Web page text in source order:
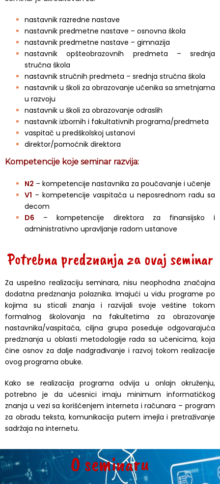
nastavnik razredne nastave
nastavnik predmetne nastave – osnovna škola
nastavnik predmetne nastave – gimnazija
nastavnik opšteobrazovnih predmeta – srednja
stručna škola
nastavnik stručnih predmeta – srednja stručna škola
nastavnik u školi za obrazovanje učenika sa smetnjama
u razvoju
nastavnik u školi za obrazovanje odraslih
nastavnik izbornih i fakultativnih programa/predmeta
vaspitač u predškolskoj ustanovi
direktor/pomoćnik direktora
Kompetencije koje seminar razvija:
N2 – kompetencije nastavnika za poučavanje i učenje
V1 – kompetencije vaspitača u neposrednom radu sa
decom
D6 – kompetencije direktora za finansijsko i
administrativno upravljanje radom ustanove
Potrebna predznanja za ovaj seminar
Za uspešno realizaciju seminara, nisu neophodna značajna
dodatna predznanja polaznika. Imajući u vidu programe po
kojima su sticali znanja i razvijali svoje veštine tokom
formalnog školovanja na fakultetima za obrazovanje
nastavnika/vaspitača, ciljna grupa poseduje odgovarajuća
predznanja u oblasti metodologije rada sa učenicima, koja
čine osnov za dalje nadgrađivanje i razvoj tokom realizacije
ovog programa obuke.
Kako se realizacija programa odvija u onlajn okruženju,
potrebno je da učesnici imaju minimum informatičkog
znanja u vezi sa korišćenjem interneta i računara – program
za obradu teksta, komunikacija putem imejla i pretraživanje
sadržaja na internetu.
O seminaru